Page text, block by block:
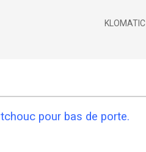
pour bas de porte.